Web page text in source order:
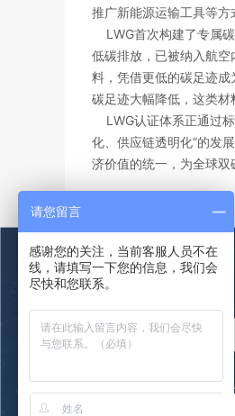
推广新能源运输工具等方
LWG首次构建了专属
低碳排放，已被纳入航
料，凭借更低的碳足迹
碳足迹大幅降低，这类材
LWG认证体系正通过标
化、供应链透明化”的发
济价值的统一，为全球双
0
1
2
3
验厂
请您留言
感谢您的关注，当前客服人员不在
线，请填写一下您的信息，我们会
尽快和您联系。